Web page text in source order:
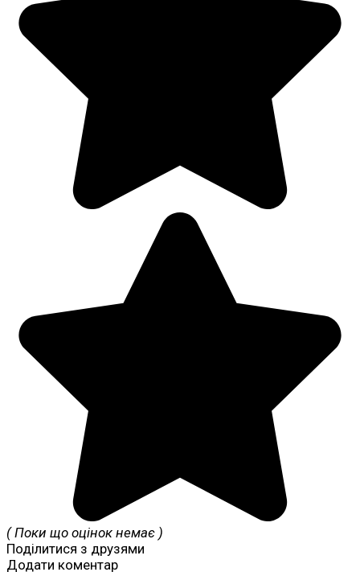
( Поки що оцінок немає )
Поділитися з друзями
Додати коментар